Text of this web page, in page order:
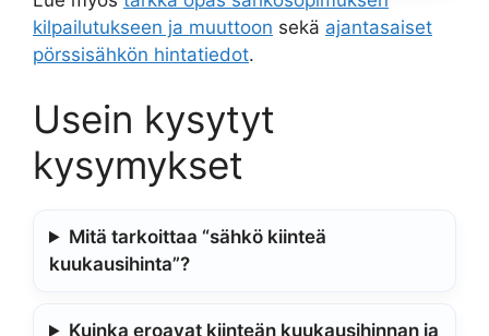
kilpailutukseen ja muuttoon sekä ajantasaiset
pörssisähkön hintatiedot.
Usein kysytyt
kysymykset
Mitä tarkoittaa “sähkö kiinteä
kuukausihinta”?
Kuinka eroavat kiinteän kuukausihinnan ja